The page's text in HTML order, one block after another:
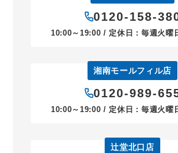
0120-158-
10:00～19:00 / 定休日：毎週火曜
湘南モールフィル店
0120-989-
10:00～19:00 / 定休日：毎週火曜
辻堂北口店